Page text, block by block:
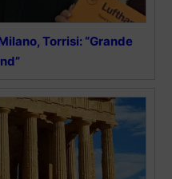
Torrisi: “Grande